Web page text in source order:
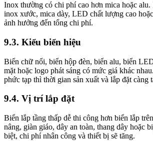
Inox thường có chi phí cao hơn mica hoặc
inox xước, mica dày, LED chất lượng cao
ảnh hưởng đến tổng chi phí.
9.3. Kiểu biển hiệu
Biển chữ nổi, biển hộp đèn, biển alu, biển
mặt hoặc logo phát sáng có mức giá khác
phức tạp thì thời gian sản xuất và lắp đặt càng
9.4. Vị trí lắp đặt
Biển lắp tầng thấp dễ thi công hơn biển lắp
nâng, giàn giáo, dây an toàn, thang dây hoặc
biệt, chi phí nhân công và thiết bị sẽ tăng.